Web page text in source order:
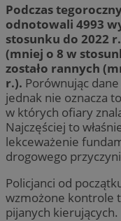
Podczas
odnotowali 4993
stosunku do 2022
(mniej o 8 w
zostało rannych
r.). Porównując
jednak nie oznacza
w których ofiary
Najczęściej to
lekceważenie
drogowego
Policjanci od
wzmożone kontrole
pijanych kierujących.